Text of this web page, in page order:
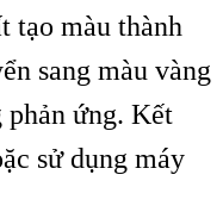
tạo màu thành
sang màu vàng
phản ứng. Kết
sử dụng máy